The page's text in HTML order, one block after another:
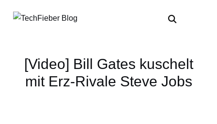
[Video] Bill Gates kuschelt
mit Erz-Rivale Steve Jobs